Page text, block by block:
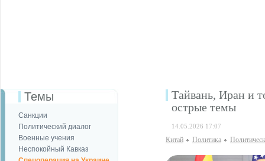
Темы
Санкции
Политический диалог
Военные учения
Неспокойный Кавказ
Тайвань, Иран и
острые темы
14.05.2026 17:07
Китай Политика